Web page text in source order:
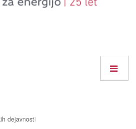
dejavnosti